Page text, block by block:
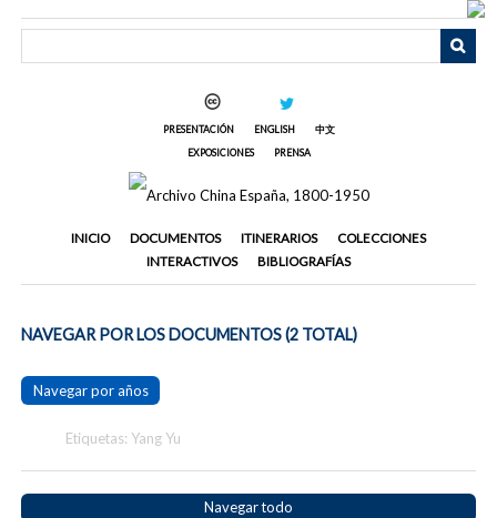
PRESENTACIÓN ENGLISH
中文
EXPOSICIONES
PRENSA
INICIO DOCUMENTOS ITINERARIOS
COLECCIONES
INTERACTIVOS
BIBLIOGRAFÍAS
NAVEGAR POR LOS DOCUMENTOS (2 TOTAL)
Navegar por años
Etiquetas: Yang Yu
Navegar todo